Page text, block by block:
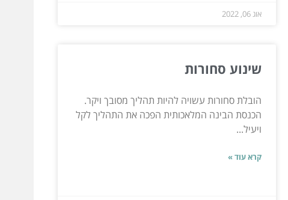
אוג 06, 2022
שינוע סחורות
הובלת סחורות עשויה להיות תהליך מסובך ויקר.
הכנסת הבינה המלאכותית הפכה את התהליך לקל
ויעיל...
קרא עוד »